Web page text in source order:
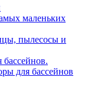
маленьких
пылесосы и
для бассейнов